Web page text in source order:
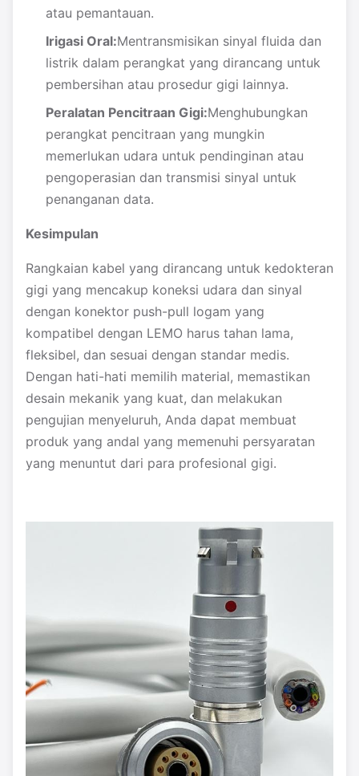
atau pemantauan.
Irigasi Oral:Mentransmisikan sinyal fluida dan
listrik dalam perangkat yang dirancang untuk
pembersihan atau prosedur gigi lainnya.
Peralatan Pencitraan Gigi:Menghubungkan
perangkat pencitraan yang mungkin
memerlukan udara untuk pendinginan atau
pengoperasian dan transmisi sinyal untuk
penanganan data.
Kesimpulan
Rangkaian kabel yang dirancang untuk kedokteran
gigi yang mencakup koneksi udara dan sinyal
dengan konektor push-pull logam yang
kompatibel dengan LEMO harus tahan lama,
fleksibel, dan sesuai dengan standar medis.
Dengan hati-hati memilih material, memastikan
desain mekanik yang kuat, dan melakukan
pengujian menyeluruh, Anda dapat membuat
produk yang andal yang memenuhi persyaratan
yang menuntut dari para profesional gigi.